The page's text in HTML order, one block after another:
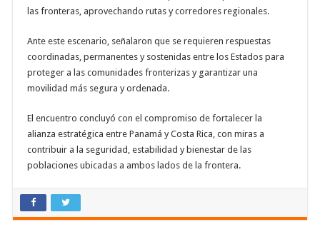
las fronteras, aprovechando rutas y corredores regionales.
Ante este escenario, señalaron que se requieren respuestas
coordinadas, permanentes y sostenidas entre los Estados para
proteger a las comunidades fronterizas y garantizar una
movilidad más segura y ordenada.
El encuentro concluyó con el compromiso de fortalecer la
alianza estratégica entre Panamá y Costa Rica, con miras a
contribuir a la seguridad, estabilidad y bienestar de las
poblaciones ubicadas a ambos lados de la frontera.